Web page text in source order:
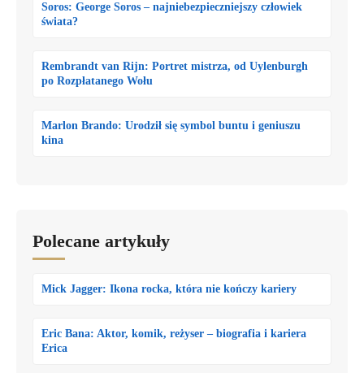
Soros: George Soros – najniebezpieczniejszy człowiek
świata?
Rembrandt van Rijn: Portret mistrza, od Uylenburgh
po Rozpłatanego Wołu
Marlon Brando: Urodził się symbol buntu i geniuszu
kina
Polecane artykuły
Mick Jagger: Ikona rocka, która nie kończy kariery
Eric Bana: Aktor, komik, reżyser – biografia i kariera
Erica